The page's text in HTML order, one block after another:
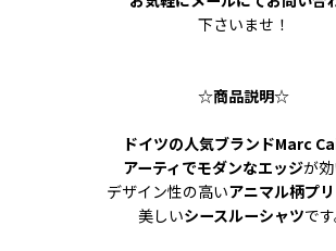
下さいませ！
☆商品説明☆
ドイツの人気ブランドMarc
アーティでモダンなエッジが
デザイン性の高いアニマル柄プ
美しいシースルーシャツです